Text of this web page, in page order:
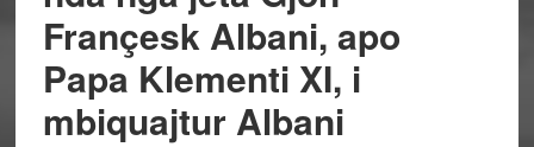
Françesk Albani, apo
Papa Klementi XI, i
mbiquajtur Albani